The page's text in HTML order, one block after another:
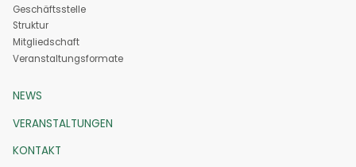
Geschäftsstelle
Struktur
Mitgliedschaft
Veranstaltungs­formate
NEWS
VERANSTALTUNGEN
KONTAKT